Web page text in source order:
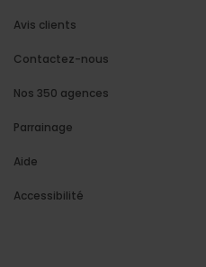
Avis clients
Contactez-nous
Nos 350 agences
Parrainage
Aide
Accessibilité